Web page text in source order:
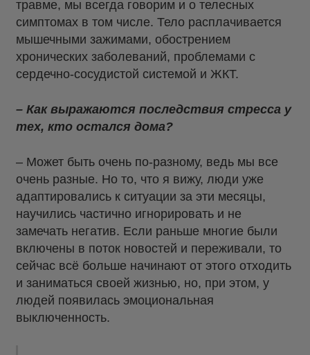
травме, мы всегда говорим и о телесных
симптомах в том числе. Тело расплачивается
мышечными зажимами, обострением
хронических заболеваний, проблемами с
сердечно-сосудистой системой и ЖКТ.
– Как выражаются последствия стресса у
тех, кто остался дома?
– Может быть очень по-разному, ведь мы все
очень разные. Но то, что я вижу, люди уже
адаптировались к ситуации за эти месяцы,
научились частично игнорировать и не
замечать негатив. Если раньше многие были
включены в поток новостей и переживали, то
сейчас всё больше начинают от этого отходить
и заниматься своей жизнью, но, при этом, у
людей появилась эмоциональная
выключенность.